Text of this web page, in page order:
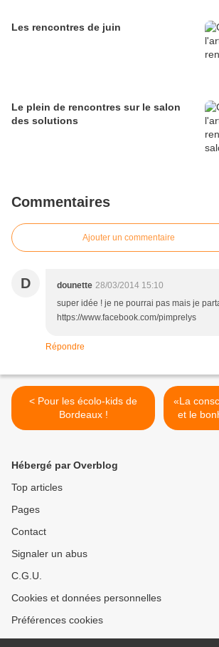
Les rencontres de juin
Le plein de rencontres sur le salon
des solutions
Commentaires
Ajouter un commentaire
D dounette 28/03/2014 15:10
super idée ! je ne pourrai pas mais je
https://www.facebook.com/pimprelys
Répondre
< Pour les écolo-kids de
Bordeaux !
«La
Hébergé par Overblog
Top articles
Pages
Contact
Signaler un abus
C.G.U.
Cookies et données personnelles
Préférences cookies